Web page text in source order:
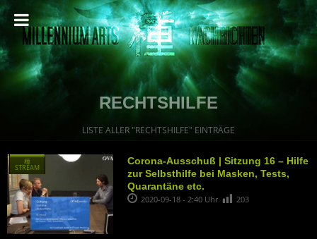
RECHTSHILFE
LISTE ALLER "RECHTSHILFE" EINTRÄGE
Corona-Ausschuß | Sitzung 16 – Hilfe
zur Selbsthilfe bei Masken, Tests,
Quarantäne etc.
2020-09-18 - 2:40 Uhr 203
種
STREAM